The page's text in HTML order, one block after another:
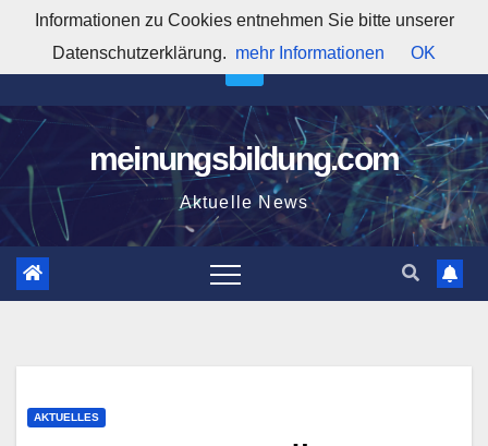
springen
3:49:34 PM
meinungsbildung.com
Aktuelle News
AKTUELLES
Informationen zu Cookies entnehmen Sie bitte unserer
Datenschutzerklärung. mehr Informationen OK